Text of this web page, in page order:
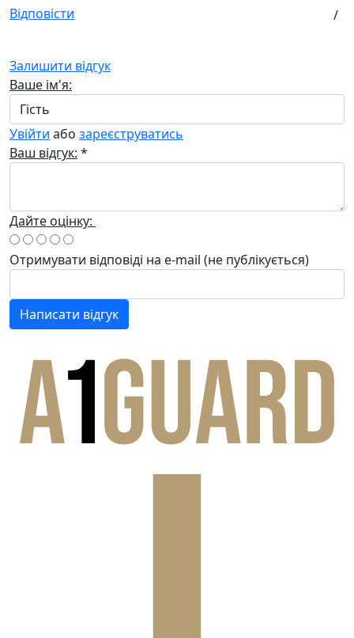
Відповісти /
Залишити відгук
Ваше ім'я:
Увійти або зареєструватись
Ваш відгук: *
Дайте оцінку:
Отримувати відповіді на e-mail (не публікується)
Написати відгук